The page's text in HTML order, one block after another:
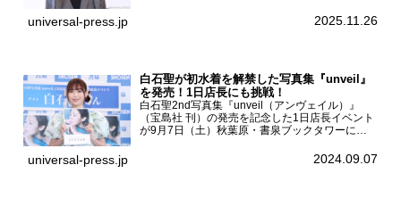
あなたです』(読売テレビ)に出演するなど女優と
universal-press.jp 2025.11.26
白石聖が初水着を解禁した写真集『unveil』
を発売！1日店長にも挑戦！
白石聖2nd写真集『unveil（アンヴェイル）』
（宝島社 刊）の発売を記念した1日店長イベント
が9月7日（土）秋葉原・書泉ブックタワーにて
を記念し1日店長イベントを開催した本写真集は
universal-press.jp 2024.09.07